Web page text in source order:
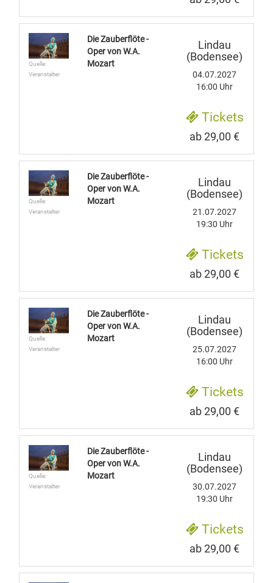
Quelle:
Veranstalter
Die Zauberflöte -
Oper von W.A.
Mozart
Lindau
(Bodensee)
04.07.2027
16:00 Uhr
Tickets
ab 29,00 €
Quelle:
Veranstalter
Die Zauberflöte -
Oper von W.A.
Mozart
Lindau
(Bodensee)
21.07.2027
19:30 Uhr
Tickets
ab 29,00 €
Quelle:
Veranstalter
Die Zauberflöte -
Oper von W.A.
Mozart
Lindau
(Bodensee)
25.07.2027
16:00 Uhr
Tickets
ab 29,00 €
Quelle:
Veranstalter
Die Zauberflöte -
Oper von W.A.
Mozart
Lindau
(Bodensee)
30.07.2027
19:30 Uhr
Tickets
ab 29,00 €